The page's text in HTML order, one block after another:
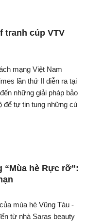
tranh cúp VTV
mạng Việt Nam
lần thứ II diễn ra tại
những giải pháp bảo
để tự tin tung những cú
“Mùa hè Rực rỡ”:
mùa hè Vũng Tàu -
từ nhà Saras beauty